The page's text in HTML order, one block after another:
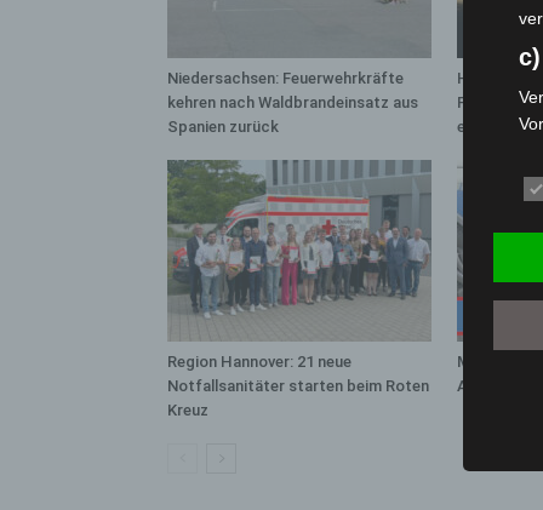
Niedersachsen: Feuerwehrkräfte
kehren nach Waldbrandeinsatz aus
Spanien zurück
Hannover:
Population
entdeckt
Region Hannover: 21 neue
Notfallsanitäter starten beim Roten
Kreuz
Mann läuft
A7 –